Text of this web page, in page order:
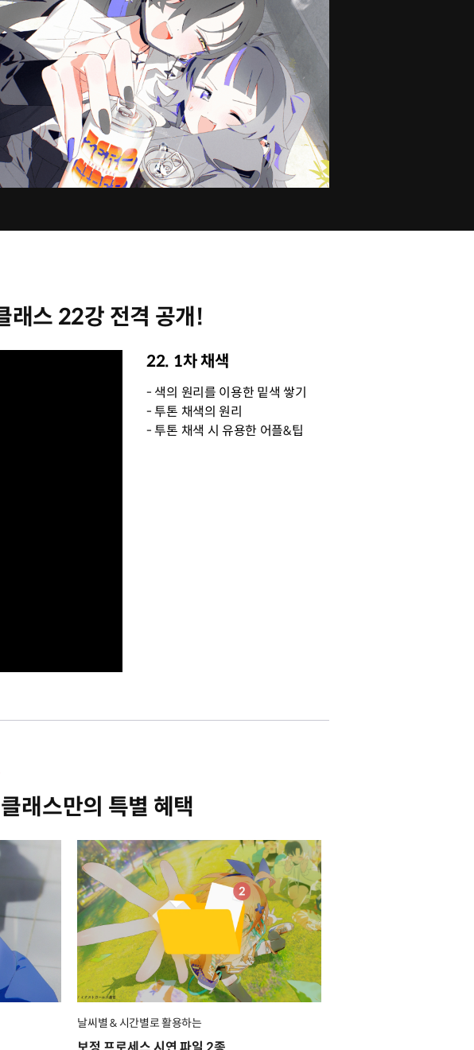
래스 22강 전격 공개!
22. 1차 채색
- 색의 원리를 이용한 밑색 쌓기
- 투톤 채색의 원리
- 투톤 채색 시 유용한 어플&팁
래스만의 특별 혜택
날씨별 & 시간별로 활용하는